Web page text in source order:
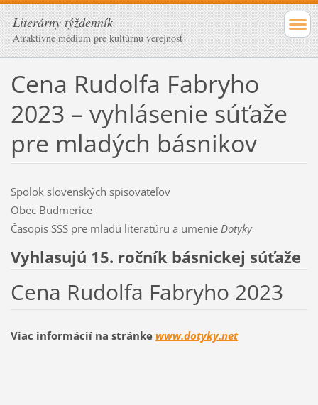
Literárny týždenník
Atraktívne médium pre kultúrnu verejnosť
Cena Rudolfa Fabryho
2023 – vyhlásenie súťaže
pre mladých básnikov
Spolok slovenských spisovateľov
Obec Budmerice
Časopis SSS pre mladú literatúru a umenie Dotyky
Vyhlasujú 15. ročník básnickej súťaže
Cena Rudolfa Fabryho 2023
Viac informácií na stránke www.dotyky.net